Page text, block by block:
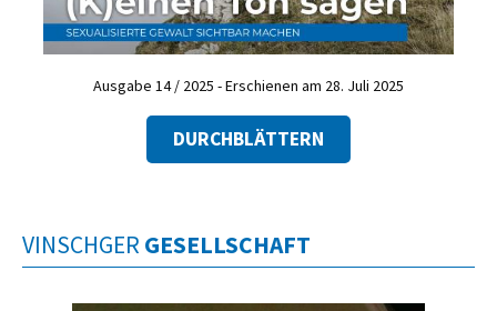
Ausgabe 14 / 2025 - Erschienen am 28. Juli 2025
DURCHBLÄTTERN
VINSCHGER GESELLSCHAFT